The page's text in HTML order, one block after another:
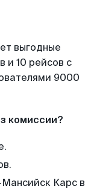
выгодные
и 10 рейсов с
9000
комиссии?
Карс в